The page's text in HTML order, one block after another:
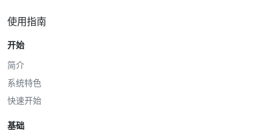
使用指南
开始
简介
系统特色
快速开始
基础